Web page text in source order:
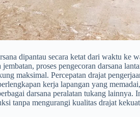
dipantau secara ketat dari waktu ke
proses pengecoran darsana
maksimal. Percepatan drajat
kerja lapangan yang
darsana peralatan tukang lainnya.
tanpa mengurangi kualitas drajat